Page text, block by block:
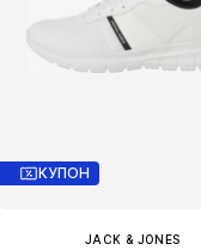
КУПОН
JACK & JONES